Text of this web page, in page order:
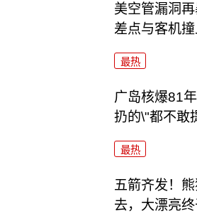
美空管漏洞
差点与客机撞
最热
广岛核爆81
扔的\"都不敢
最热
五箭齐发！
去，大漂亮